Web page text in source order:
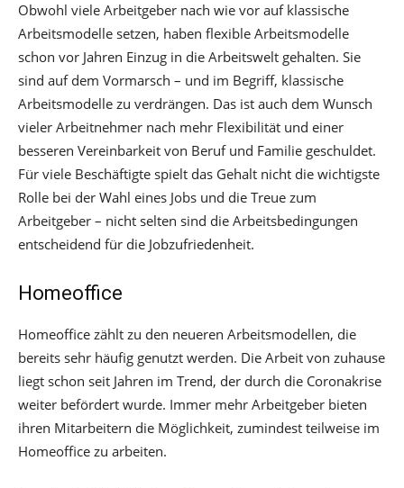
Obwohl viele Arbeitgeber nach wie vor auf klassische
Arbeitsmodelle setzen, haben flexible Arbeitsmodelle
schon vor Jahren Einzug in die Arbeitswelt gehalten. Sie
sind auf dem Vormarsch – und im Begriff, klassische
Arbeitsmodelle zu verdrängen. Das ist auch dem Wunsch
vieler Arbeitnehmer nach mehr Flexibilität und einer
besseren Vereinbarkeit von Beruf und Familie geschuldet.
Für viele Beschäftigte spielt das Gehalt nicht die wichtigste
Rolle bei der Wahl eines Jobs und die Treue zum
Arbeitgeber – nicht selten sind die Arbeitsbedingungen
entscheidend für die Jobzufriedenheit.
Homeoffice
Homeoffice zählt zu den neueren Arbeitsmodellen, die
bereits sehr häufig genutzt werden. Die Arbeit von zuhause
liegt schon seit Jahren im Trend, der durch die Coronakrise
weiter befördert wurde. Immer mehr Arbeitgeber bieten
ihren Mitarbeitern die Möglichkeit, zumindest teilweise im
Homeoffice zu arbeiten.